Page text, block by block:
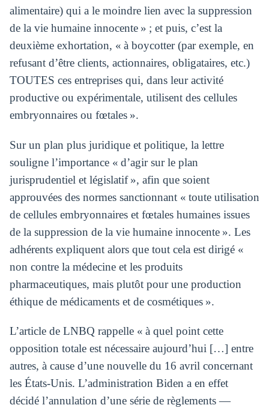
alimentaire) qui a le moindre lien avec la suppression
de la vie humaine innocente » ; et puis, c’est la
deuxième exhortation, « à boycotter (par exemple, en
refusant d’être clients, actionnaires, obligataires, etc.)
TOUTES ces entreprises qui, dans leur activité
productive ou expérimentale, utilisent des cellules
embryonnaires ou fœtales ».
Sur un plan plus juridique et politique, la lettre
souligne l’importance « d’agir sur le plan
jurisprudentiel et législatif », afin que soient
approuvées des normes sanctionnant « toute utilisation
de cellules embryonnaires et fœtales humaines issues
de la suppression de la vie humaine innocente ». Les
adhérents expliquent alors que tout cela est dirigé «
non contre la médecine et les produits
pharmaceutiques, mais plutôt pour une production
éthique de médicaments et de cosmétiques ».
L’article de LNBQ rappelle « à quel point cette
opposition totale est nécessaire aujourd’hui […] entre
autres, à cause d’une nouvelle du 16 avril concernant
les États-Unis. L’administration Biden a en effet
décidé l’annulation d’une série de règlements —